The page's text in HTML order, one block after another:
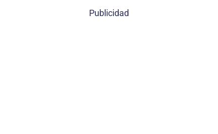
Publicidad